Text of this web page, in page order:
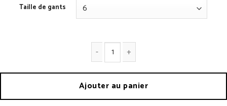
Taille de gants
Ajouter au panier